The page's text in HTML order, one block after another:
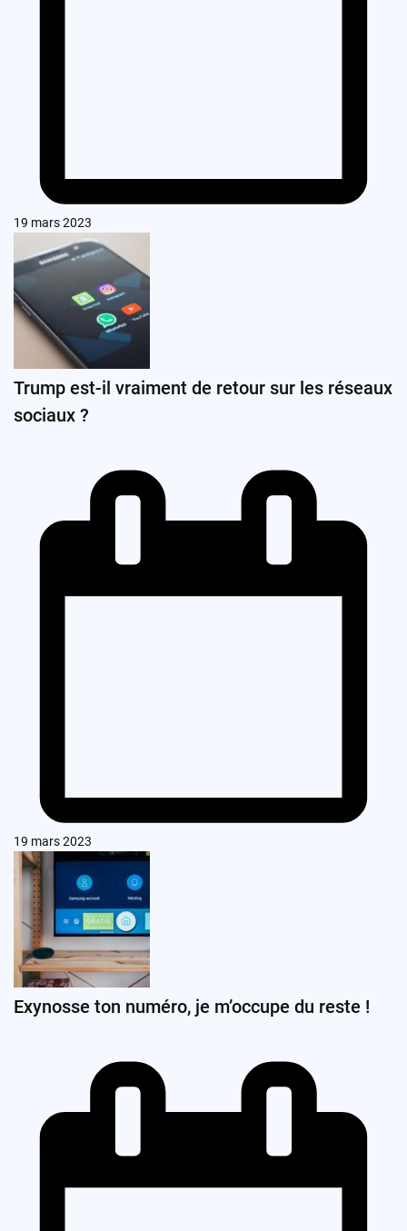
19 mars 2023
Trump est-il vraiment de retour sur les réseaux
sociaux ?
19 mars 2023
Exynosse ton numéro, je m’occupe du reste !